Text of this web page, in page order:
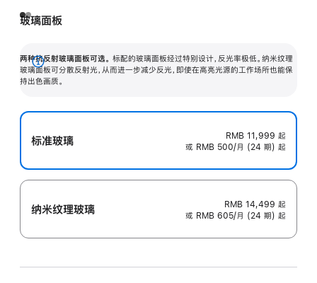
玻璃面板
两种抗反射玻璃面板可选。 标配的玻璃面板经过特别设计，反光率极低。纳米纹理
玻璃面板可分散反射光，从而进一步减少反光，即使在高亮光源的工作场所也能保
持出色画质。
展
开
标准玻璃 RMB 11,999 起
或 RMB 500/月 (24 期) 起
纳米纹理玻璃 RMB 14,499 起
或 RMB 605/月 (24 期) 起